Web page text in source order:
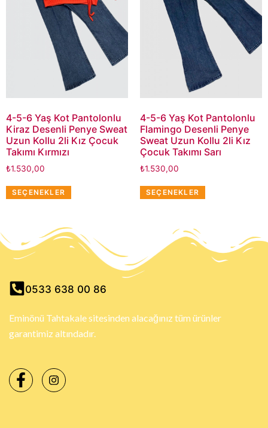
4-5-6 Yaş Kot Pantolonlu
Kiraz Desenli Penye Sweat
Uzun Kollu 2li Kız Çocuk
Takımı Kırmızı
₺1.530,00
SEÇENEKLER
4-5-6 Yaş Kot Pantolonlu
Flamingo Desenli Penye
Sweat Uzun Kollu 2li Kız
Çocuk Takımı Sarı
₺1.530,00
SEÇENEKLER
0533 638 00 86
Eminönü Tahtakale sitesinden alacağınız tüm ürünler
garantimiz altındadır.